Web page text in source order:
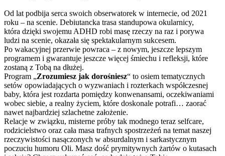
Od lat podbija serca swoich obserwatorek w internecie, od 2021
roku – na scenie. Debiutancka trasa standupowa okularnicy,
która dzięki swojemu ADHD robi masę rzeczy na raz i porywa
ludzi na scenie, okazała się spektakularnym sukcesem.
Po wakacyjnej przerwie powraca – z nowym, jeszcze lepszym
programem i gwarantuje jeszcze więcej śmiechu i refleksji, które
zostaną z Tobą na dłużej.
Program „Zrozumiesz jak dorośniesz“ to osiem tematycznych
setów opowiadających o wyzwaniach i rozterkach współczesnej
baby, która jest rozdarta pomiędzy konwenansami, oczekiwaniami
wobec siebie, a realny życiem, które doskonale potrafi… zaorać
nawet najbardziej szlachetne założenie.
Relacje w związku, misterne próby tak modnego teraz selfcare,
rodzicielstwo oraz cała masa trafnych spostrzeżeń na temat naszej
rzeczywistości nasączonych w absurdalnym i sarkastycznym
poczuciu humoru Oli. Masz dość prymitywnych żartów o kutasach